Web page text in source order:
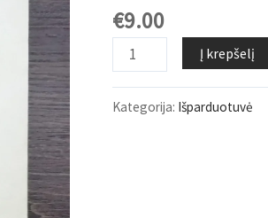
€9.00
produkto
kiekis:
spalvotas
Į krepšelį
Kategorija: Išparduotuvė